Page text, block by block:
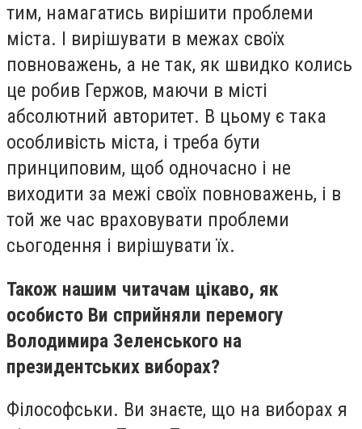
тим, намагатись вирішити проблеми
міста. І вирішувати в межах своїх
повноважень, а не так, як швидко колись
це робив Гержов, маючи в місті
абсолютний авторитет. В цьому є така
особливість міста, і треба бути
принциповим, щоб одночасно і не
виходити за межі своїх повноважень, і в
той же час враховувати проблеми
сьогодення і вирішувати їх.
Також нашим читачам цікаво, як
особисто Ви сприйняли перемогу
Володимира Зеленського на
президентських виборах?
Філософськи. Ви знаєте, що на виборах я